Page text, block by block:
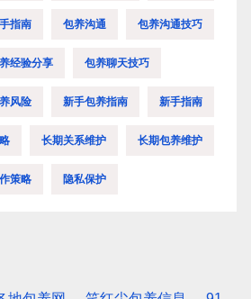
指南 包养沟通 包养沟通技巧
经验分享 包养聊天技巧
风险 新手包养指南 新手指南
长期关系维护 长期包养维护
策略 隐私保护